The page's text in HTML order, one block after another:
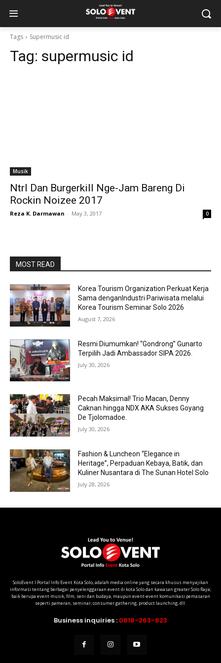
Tags Supermusic id
Tag: supermusic id
Musik
Ntrl Dan Burgerkill Nge-Jam Bareng Di
Rockin Noizee 2017
Reza K. Darmawan - May 3, 2017 0
MOST READ
Korea Tourism Organization Perkuat Kerja
Sama denganIndustri Pariwisata melalui
Korea Tourism Seminar Solo 2026
August 7, 2026
Resmi Diumumkan! “Gondrong” Gunarto
Terpilih Jadi Ambassador SIPA 2026.
July 30, 2026
Pecah Maksimal! Trio Macan, Denny
Caknan hingga NDX AKA Sukses Goyang
De Tjolomadoe.
July 30, 2026
Fashion & Luncheon “Elegance in
Heritage”, Perpaduan Kebaya, Batik, dan
Kuliner Nusantara di The Sunan Hotel Solo
July 28, 2026
SoloEvent I Portal Info Event Kota Solo, adalah media online yang secara khusus menyajikan
informasi tentang berbagai penyelenggaraan event di kota Solo dan kawasan greater Solo Raya;
baik berupa event musik, film, seni dan budaya, maupun event-event komunikasi pemasaran
seperti pameran, seminar, consumer gathering, product launching, dll.
Business inquiries : 0818-263-823